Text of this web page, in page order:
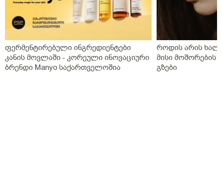
ფერმენტირებული ინგრედიენტები
კანის მოვლაში - კორეული ინოვაციური
ბრენდი Manyo საქართველოშია
როდის არის
მისი მოშორების
გზები